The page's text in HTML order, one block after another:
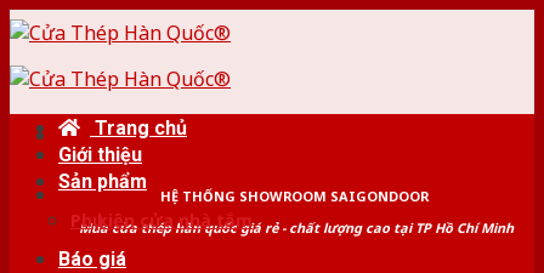
Skip
content
HỆ THỐNG SHOWROOM SAIGONDOOR
Mua cửa thép hàn quốc giá rẻ - chất lượng cao tại TP Hồ Chí Minh
Trang chủ
Giới thiệu
Sản phẩm
Phụ kiện cửa nhà tắm
Báo giá